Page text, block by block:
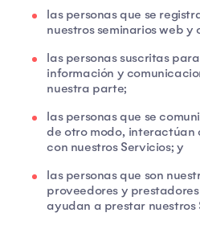
las personas que se
nuestros seminarios web y
las personas suscritas
información y
nuestra parte;
las personas que se
de otro modo, interactúan
con nuestros Servicios; y
las personas que son
proveedores y
ayudan a prestar nuestros